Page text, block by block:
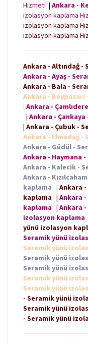
Hizmeti | Ankara -
izolasyon kaplama
izolasyon kaplama
izolasyon kaplama
Ankara - Altındağ -
Ankara - Ayaş -
Ankara - Bala -
Ankara -
| Ankara -
| Ankara -
| Ankara - Çubuk -
Ankara - Elmadağ -
Ankara - Güdül -
Ankara - Haymana
Ankara - Kalecik -
Ankara -
kaplama | Ankara
kaplama | Ankara
kaplama | Ankara
izolasyon kaplama
yünü izolasyon
Seramik yünü
Seramik yünü
Seramik yünü
Seramik yünü
Seramik yünü
Seramik yünü
- Seramik yünü
Seramik yünü
- Seramik yünü